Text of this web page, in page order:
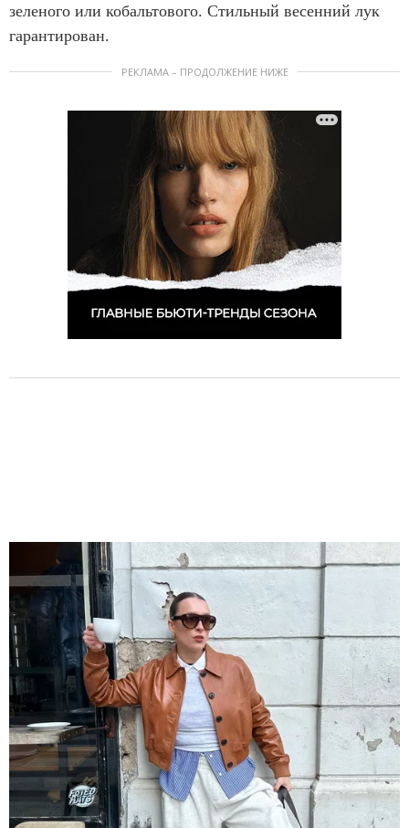
зеленого или кобальтового. Стильный весенний лук
гарантирован.
РЕКЛАМА – ПРОДОЛЖЕНИЕ НИЖЕ